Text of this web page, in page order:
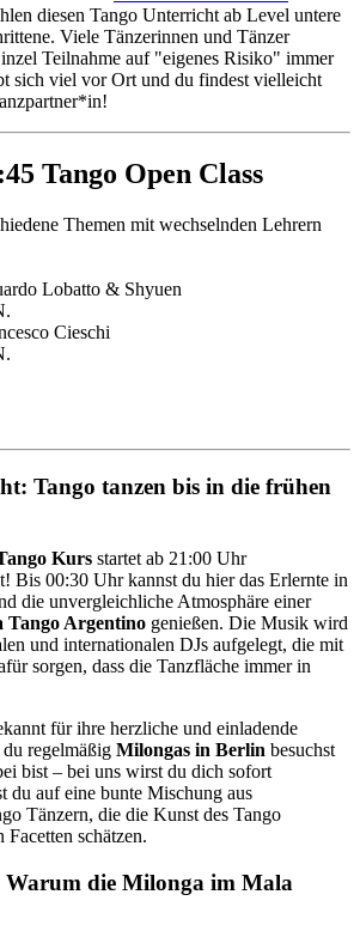
diesen Tango Unterricht ab Level untere
Viele Tänzerinnen und Tänzer
Teilnahme auf "eigenes Risiko" immer
sich viel vor Ort und du findest vielleicht
Tango Open Class
Themen mit wechselnden Lehrern
Lobatto & Shyuen
Cieschi
Tango tanzen bis in die frühen
Kurs startet ab 21:00 Uhr
Bis 00:30 Uhr kannst du hier das Erlernte in
die unvergleichliche Atmosphäre einer
Tango Argentino genießen. Die Musik wird
und internationalen DJs aufgelegt, die mit
sorgen, dass die Tanzfläche immer in
für ihre herzliche und einladende
regelmäßig Milongas in Berlin besuchst
bist – bei uns wirst du dich sofort
auf eine bunte Mischung aus
Tänzern, die die Kunst des Tango
schätzen.
die Milonga im Mala